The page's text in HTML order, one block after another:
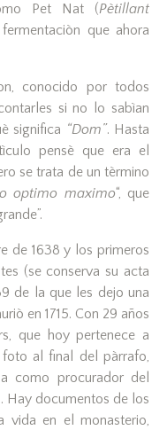
Pet Nat (Pètillant
que ahora
conocido por todos
si no lo sabìan
significa “Dom”. Hasta
pensè que era el
se trata de un tèrmino
optimo maximo“, que
de 1638 y los primeros
(se conserva su acta
de la que les dejo una
en 1715. Con 29 años
que hoy pertenece a
al final del pàrrafo,
como procurador del
Hay documentos de los
vida en el monasterio,